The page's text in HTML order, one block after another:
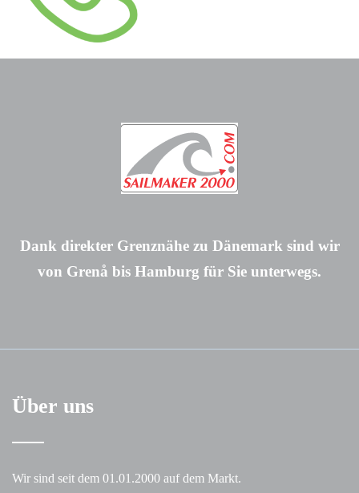
Dank direkter Grenznähe zu Dänemark sind wir
von Grenå bis Hamburg für Sie unterwegs.
Über uns
Wir sind seit dem 01.01.2000 auf dem Markt.